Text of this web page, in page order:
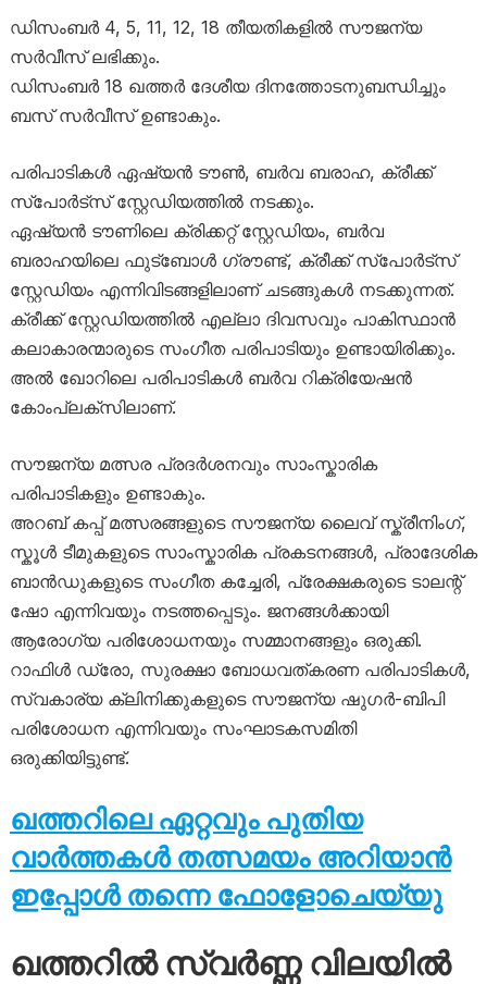
ഡിസംബർ 4, 5, 11, 12, 18 തീയതികളിൽ സൗജന്യ
സർവീസ് ലഭിക്കും.
ഡിസംബർ 18 ഖത്തർ ദേശീയ ദിനത്തോടനുബന്ധിച്ചും
ബസ് സർവീസ് ഉണ്ടാകും.
പരിപാടികൾ ഏഷ്യൻ ടൗൺ, ബർവ ബരാഹ, ക്രീക്ക്
സ്‌പോർട്‌സ് സ്റ്റേഡിയത്തിൽ നടക്കും.
ഏഷ്യൻ ടൗണിലെ ക്രിക്കറ്റ് സ്റ്റേഡിയം, ബർവ
ബരാഹയിലെ ഫുട്ബോൾ ഗ്രൗണ്ട്, ക്രീക്ക് സ്‌പോർട്‌സ്
സ്റ്റേഡിയം എന്നിവിടങ്ങളിലാണ് ചടങ്ങുകൾ നടക്കുന്നത്.
ക്രീക്ക് സ്റ്റേഡിയത്തിൽ എല്ലാ ദിവസവും പാകിസ്ഥാൻ
കലാകാരന്മാരുടെ സംഗീത പരിപാടിയും ഉണ്ടായിരിക്കും.
അൽ ഖോറിലെ പരിപാടികൾ ബർവ റിക്രിയേഷൻ
കോംപ്ലക്‌സിലാണ്.
സൗജന്യ മത്സര പ്രദർശനവും സാംസ്കാരിക
പരിപാടികളും ഉണ്ടാകും.
അറബ് കപ്പ് മത്സരങ്ങളുടെ സൗജന്യ ലൈവ് സ്ക്രീനിംഗ്,
സ്കൂൾ ടീമുകളുടെ സാംസ്കാരിക പ്രകടനങ്ങൾ, പ്രാദേശിക
ബാൻഡുകളുടെ സംഗീത കച്ചേരി, പ്രേക്ഷകരുടെ ടാലന്റ്
ഷോ എന്നിവയും നടത്തപ്പെടും. ജനങ്ങൾക്കായി
ആരോഗ്യ പരിശോധനയും സമ്മാനങ്ങളും ഒരുക്കി.
റാഫിൾ ഡ്രോ, സുരക്ഷാ ബോധവത്കരണ പരിപാടികൾ,
സ്വകാര്യ ക്ലിനിക്കുകളുടെ സൗജന്യ ഷുഗർ-ബിപി
പരിശോധന എന്നിവയും സംഘാടകസമിതി
ഒരുക്കിയിട്ടുണ്ട്.
ഖത്തറിലെ ഏറ്റവും പുതിയ
വാർത്തകൾ തത്സമയം അറിയാൻ
ഇപ്പോൾ തന്നെ ഫോളോചെയ്യു
ഖത്തറിൽ സ്വർണ്ണ വിലയിൽ